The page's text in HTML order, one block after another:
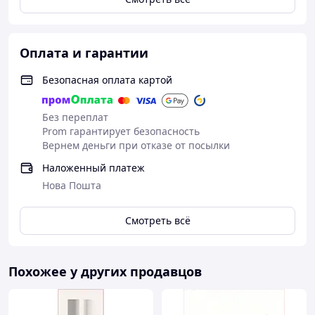
Оплата и гарантии
Безопасная оплата картой
Без переплат
Prom гарантирует безопасность
Вернем деньги при отказе от посылки
Наложенный платеж
Нова Пошта
Смотреть всё
Похожее у других продавцов